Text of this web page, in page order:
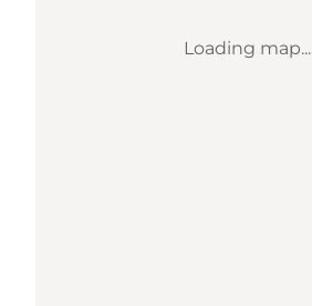
Loading map...